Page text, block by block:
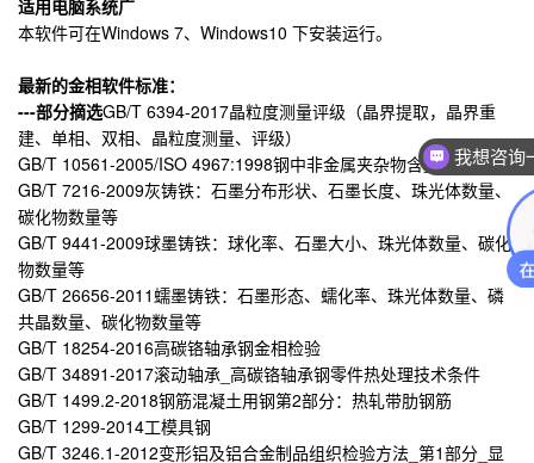
适用电脑系统广
本软件可在Windows 7、Windows10 下安装运行。
最新的金相软件标准：
---部分摘选GB/T 6394-2017晶粒度测量评级（晶界提取，晶界重
建、单相、双相、晶粒度测量、评级）
GB/T 10561-2005/ISO 4967:1998钢中非金属夹杂物含量的测定
GB/T 7216-2009灰铸铁：石墨分布形状、石墨长度、珠光体数量、
碳化物数量等
GB/T 9441-2009球墨铸铁：球化率、石墨大小、珠光体数量、碳化
物数量等
GB/T 26656-2011蠕墨铸铁：石墨形态、蠕化率、珠光体数量、磷
共晶数量、碳化物数量等
GB/T 18254-2016高碳铬轴承钢金相检验
GB/T 34891-2017滚动轴承_高碳铬轴承钢零件热处理技术条件
GB/T 1499.2-2018钢筋混凝土用钢第2部分：热轧带肋钢筋
GB/T 1299-2014工模具钢
GB/T 3246.1-2012变形铝及铝合金制品组织检验方法_第1部分_显
我想咨询